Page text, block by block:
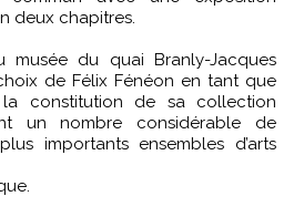
deux chapitres.
musée du quai Branly-Jacques
de Félix Fénéon en tant que
constitution de sa collection
un nombre considérable de
importants ensembles d’arts